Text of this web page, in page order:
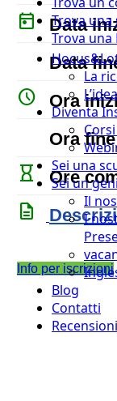
Trova una
Trova una
La
Diventa
Sei una
Sei un
Il
I
Blog
Contatti
Recensioni
today Data
event Data
watch_later Ora
Ora
hourglass_empty Ore
description
Info per iscrizioni